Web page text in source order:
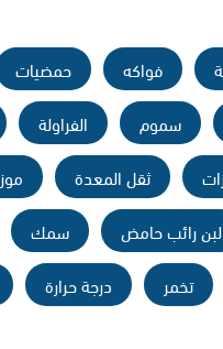
فواكه حمضيات
سموم الفراولة
ثقل المعدة موز
لبن رائب حامض سمك
تخمر درجة حرارة